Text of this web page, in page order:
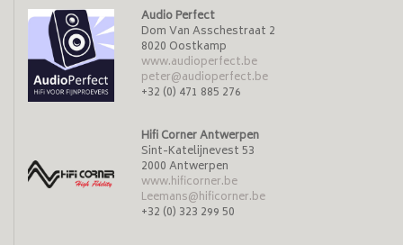
Audio Perfect
Dom Van Asschestraat 2
8020 Oostkamp
www.audioperfect.be
peter@audioperfect.be
+32 (0) 471 885 276
Hifi Corner Antwerpen
Sint-Katelijnevest 53
2000 Antwerpen
www.hificorner.be
Leemans@hificorner.be
+32 (0) 323 299 50